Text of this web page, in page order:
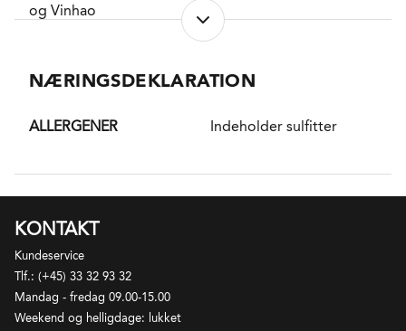
og Vinhao
Vinho Verde er et vindistrikt i regionen Minho i det
får tilført meget fugt og regn fra Atlanterhavet.
anvendes hovedsageligt Loureiro, Trajadura og
Arinto, som høstes relativt tidligt. Vinificering og
aftapning foregår indenfor kort tid, og vinene
markedsføres unge og typisk med en smule kulsyre,
så de virker let perlende. Rødvine laves af Azal Tinto,
NÆRINGSDEKLARATION
ALLERGENER Indeholder sulfitter
KONTAKT
Kundeservice
Tlf.: (+45) 33 32 93 32
Mandag - fredag 09.00-15.00
Weekend og helligdage: lukket